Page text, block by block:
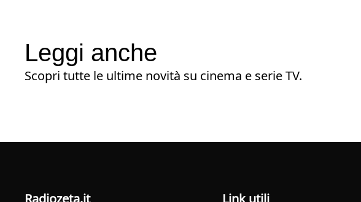
Leggi anche
Scopri tutte le ultime novità su cinema e serie TV.